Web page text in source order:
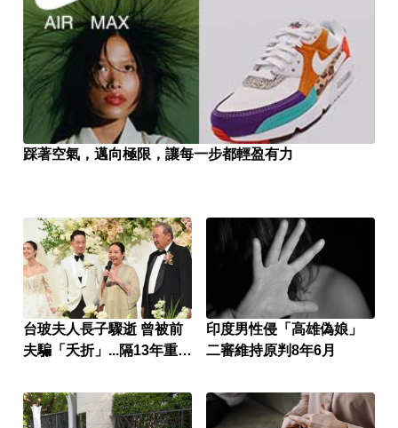
踩著空氣，邁向極限，讓每一步都輕盈有力
台玻夫人長子驟逝 曾被前
夫騙「夭折」...隔13年重逢
印度男性侵「高雄偽娘」
二審維持原判8年6月